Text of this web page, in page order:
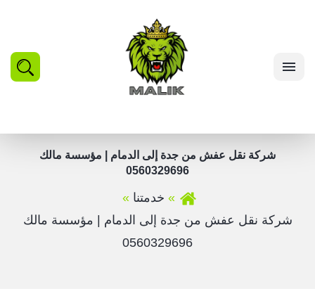
شركة نقل عفش من جدة إلى الدمام | مؤسسة مالك
0560329696
خدمتنا
شركة نقل عفش من جدة إلى الدمام | مؤسسة مالك
0560329696